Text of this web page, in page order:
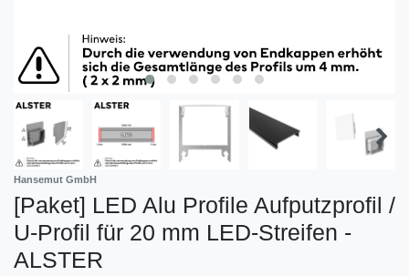
Hansemut GmbH
[Paket] LED Alu Profile Aufputzprofil /
U-Profil für 20 mm LED-Streifen -
ALSTER